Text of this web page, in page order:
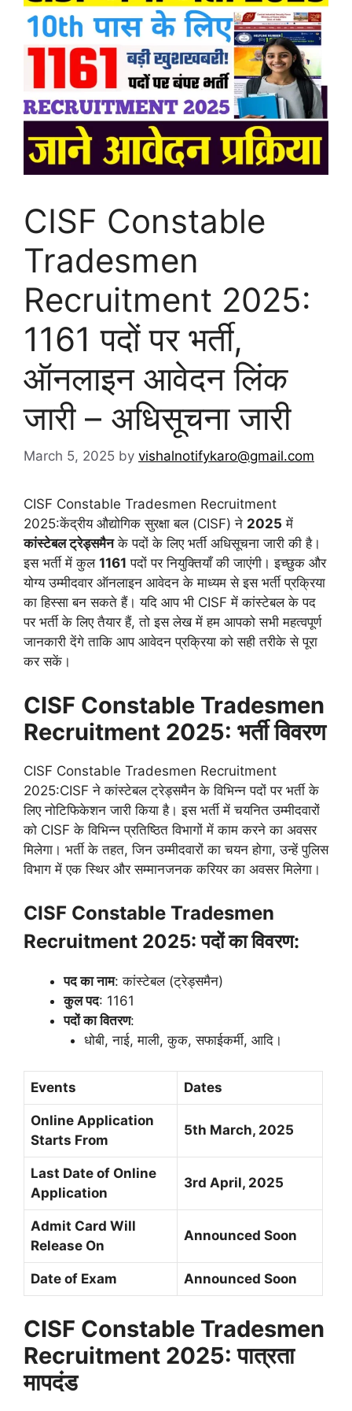
CISF Constable
Tradesmen
Recruitment 2025:
1161 पदों पर भर्ती,
ऑनलाइन आवेदन लिंक
जारी – अधिसूचना जारी
March 5, 2025 by vishalnotifykaro@gmail.com
CISF Constable Tradesmen Recruitment
2025:केंद्रीय औद्योगिक सुरक्षा बल (CISF) ने 2025 में
कांस्टेबल ट्रेड्समैनके पदों के लिए भर्ती अधिसूचना जारी की है।
इस भर्ती में कुल 1161 पदों पर नियुक्तियाँ की जाएंगी। इच्छुक और
योग्य उम्मीदवार ऑनलाइन आवेदन के माध्यम से इस भर्ती प्रक्रिया
का हिस्सा बन सकते हैं। यदि आप भी CISF में कांस्टेबल के पद
पर भर्ती के लिए तैयार हैं, तो इस लेख में हम आपको सभी महत्वपूर्ण
जानकारी देंगे ताकि आप आवेदन प्रक्रिया को सही तरीके से पूरा
कर सकें।
CISF Constable Tradesmen
Recruitment 2025: भर्ती विवरण
CISF Constable Tradesmen Recruitment
2025:CISF ने कांस्टेबल ट्रेड्समैन के विभिन्न पदों पर भर्ती के
लिए नोटिफिकेशन जारी किया है। इस भर्ती में चयनित उम्मीदवारों
को CISF के विभिन्न प्रतिष्ठित विभागों में काम करने का अवसर
मिलेगा। भर्ती के तहत, जिन उम्मीदवारों का चयन होगा, उन्हें पुलिस
विभाग में एक स्थिर और सम्मानजनक करियर का अवसर मिलेगा।
CISF Constable Tradesmen
Recruitment 2025: पदों का विवरण:
पद का नाम: कांस्टेबल (ट्रेड्समैन)
कुल पद: 1161
पदों का वितरण:
धोबी, नाई, माली, कुक, सफाईकर्मी, आदि।
Events Dates
Online Application
Starts From
5th March, 2025
Last Date of Online
Application
3rd April, 2025
Admit Card Will
Release On
Announced Soon
Date of Exam Announced Soon
CISF Constable Tradesmen
Recruitment 2025: पात्रता
मापदंड